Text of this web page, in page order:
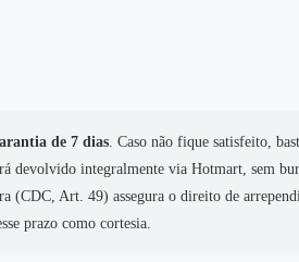
de 7 dias. Caso não fique satisfeito,
devolvido integralmente via Hotmart, sem
(CDC, Art. 49) assegura o direito de
prazo como cortesia.